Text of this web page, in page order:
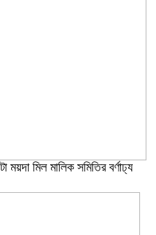
ময়দা মিল মালিক সমিতির বর্ণাঢ্য